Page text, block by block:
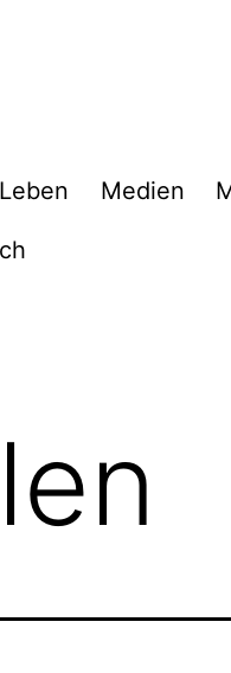
Leben Medien